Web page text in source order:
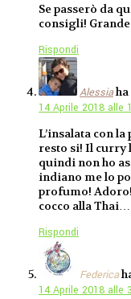
Se passerò da
consigli!
Rispondi
Alessia
14 Aprile 2018 alle
L’insalata con
resto si! Il curry
quindi non ho
indiano me lo
profumo!
cocco alla
Rispondi
Federica
14 Aprile 2018 alle